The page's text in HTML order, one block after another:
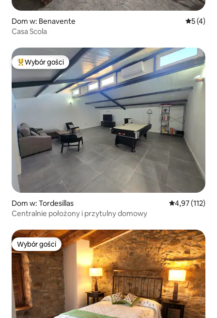
Dom w: Benavente Średnia
5 (4)
Casa Scola
Najpopularniejsze z kategorii Wybór gości
Wybór gości
Dom w: Tordesillas Średnia
4,97 (112)
Centralnie położony i przytulny domowy
Wybór gości
Wybór gości